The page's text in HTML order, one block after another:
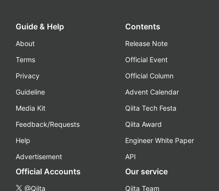
Guide & Help
About
Terms
Privacy
Guideline
Media Kit
Feedback/Requests
Help
Advertisement
Contents
Release Note
Official Event
Official Column
Advent Calendar
Qiita Tech Festa
Qiita Award
Engineer White Paper
API
Official Accounts
@Qiita
Our service
Qiita Team